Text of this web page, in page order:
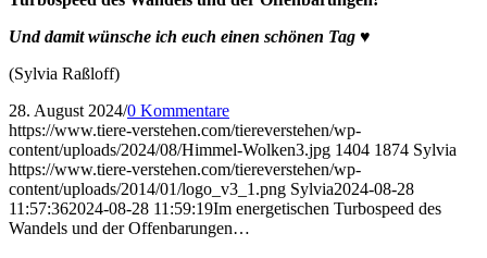
Und damit wünsche ich euch einen schönen Tag ♥
(Sylvia Raßloff)
28. August 2024/0 Kommentare
https://www.tiere-verstehen.com/tiereverstehen/wp-
content/uploads/2024/08/Himmel-Wolken3.jpg 1404 1874 Sylvia
https://www.tiere-verstehen.com/tiereverstehen/wp-
content/uploads/2014/01/logo_v3_1.png Sylvia2024-08-28
11:57:362024-08-28 11:59:19Im energetischen Turbospeed des
Wandels und der Offenbarungen…